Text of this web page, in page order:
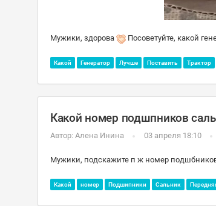
Мужики, здорова Посоветуйте, какой
Какой Генератор Лучше Поставить Трактор
Какой номер подшпников
Автор: Алена Инина 03 апреля 18:10
Мужики, подскажите п ж номер
Какой номер Подшипники Сальник